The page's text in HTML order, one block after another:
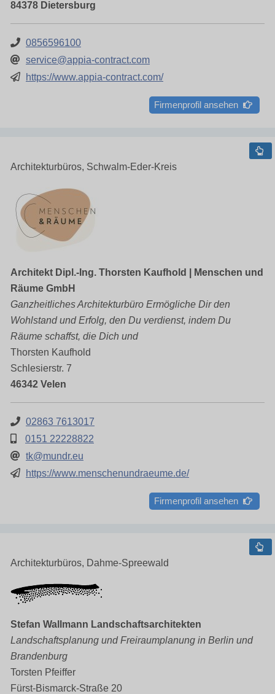
84378 Dietersburg
0856596100
service@appia-contract.com
https://www.appia-contract.com/
Firmenprofil ansehen
Architekturbüros, Schwalm-Eder-Kreis
Architekt Dipl.-Ing. Thorsten Kaufhold | Menschen und
Räume GmbH
Ganzheitliches Architekturbüro Ermögliche Dir den
Wohlstand und Erfolg, den Du verdienst, indem Du
Räume schaffst, die Dich und
Thorsten Kaufhold
Schlesierstr. 7
46342 Velen
02863 7613017
0151 22228822
tk@mundr.eu
https://www.menschenundraeume.de/
Firmenprofil ansehen
Architekturbüros, Dahme-Spreewald
Stefan Wallmann Landschaftsarchitekten
Landschaftsplanung und Freiraumplanung in Berlin und
Brandenburg
Torsten Pfeiffer
Fürst-Bismarck-Straße 20